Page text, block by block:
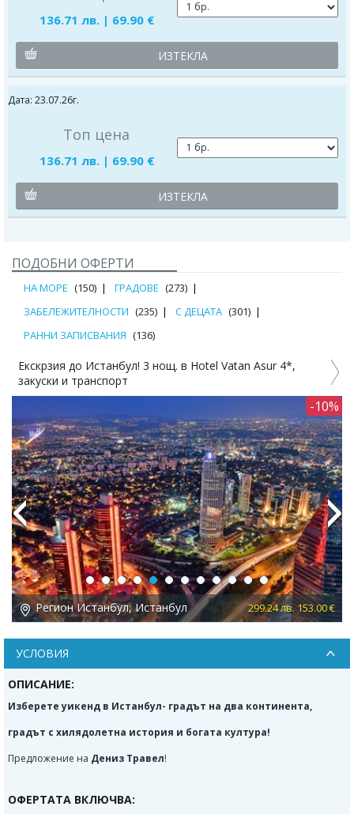
136.71 лв. | 69.90 €
ИЗТЕКЛА
Дата: 23.07.26г.
Топ цена
136.71 лв. | 69.90 €
ИЗТЕКЛА
ПОДОБНИ ОФЕРТИ
НА МОРЕ (150) ГРАДОВЕ (273)
ЗАБЕЛЕЖИТЕЛНОСТИ (235) С ДЕЦАТА (301)
РАННИ ЗАПИСВАНИЯ (136)
Екскрзия до Истанбул! 3 нощ. в Hotel Vatan Asur 4*,
закуски и транспорт
-10%
Регион Истанбул, Истанбул 299.24 лв. 153.00 €
Previous Next
УСЛОВИЯ
ОПИСАНИЕ:
Изберете уикенд в Истанбул- градът на два континента,
градът с хилядолетна история и богата култура!
Предложение на Дениз Травел!
ОФЕРТАТА ВКЛЮЧВА: